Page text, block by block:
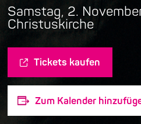
Samstag, 2.
Christuskirche
Tickets kaufen
Zum Kalender